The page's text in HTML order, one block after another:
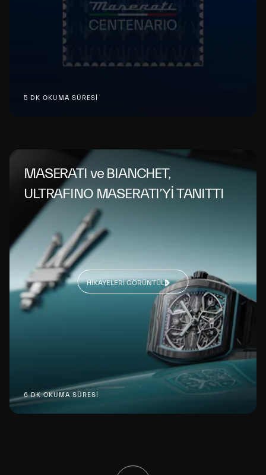
5 DK OKUMA SÜRESİ
MASERATI ve BIANCHET,
ULTRAFINO MASERATI’Yİ TANITTI
6 DK OKUMA SÜRESİ
HIKAYELERI GÖRÜNTÜLE